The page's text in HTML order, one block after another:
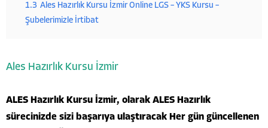
1.3 Ales Hazırlık Kursu İzmir Online LGS – YKS Kursu –
Şubelerimizle İrtibat
Ales Hazırlık Kursu İzmir
ALES Hazırlık Kursu İzmir, olarak ALES Hazırlık
sürecinizde sizi başarıya ulaştıracak Her gün güncellenen